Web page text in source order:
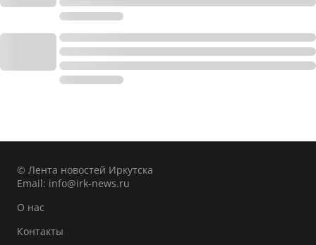
© Лента новостей Иркутска
Email: info@irk-news.ru
О нас
Контакты